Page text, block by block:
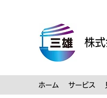
株
ホーム サービス